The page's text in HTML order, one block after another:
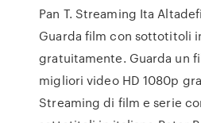
Pan T. Streaming Ita
Guarda film con sottotitoli
gratuitamente. Guarda un
migliori video HD 1080p
Streaming di film e serie